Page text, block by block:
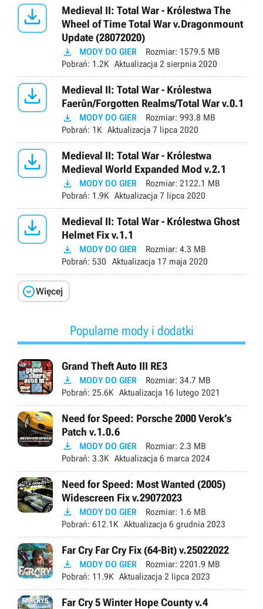

Medieval II: Total War - Królestwa The
Wheel of Time Total War v.Dragonmount
Update (28072020)
 MODY DO GIER Rozmiar: 1579.5 MB
Pobrań: 1.2K Aktualizacja 2 sierpnia 2020

Medieval II: Total War - Królestwa
Faerûn/Forgotten Realms/Total War v.0.1
 MODY DO GIER Rozmiar: 993.8 MB
Pobrań: 1K Aktualizacja 7 lipca 2020

Medieval II: Total War - Królestwa
Medieval World Expanded Mod v.2.1
 MODY DO GIER Rozmiar: 2122.1 MB
Pobrań: 1.9K Aktualizacja 7 lipca 2020

Medieval II: Total War - Królestwa Ghost
Helmet Fix v.1.1
 MODY DO GIER Rozmiar: 4.3 MB
Pobrań: 530 Aktualizacja 17 maja 2020
Więcej
Popularne mody i dodatki
Grand Theft Auto III RE3
 MODY DO GIER Rozmiar: 34.7 MB
Pobrań: 25.6K Aktualizacja 16 lutego 2021
Need for Speed: Porsche 2000 Verok’s
Patch v.1.0.6
 MODY DO GIER Rozmiar: 2.3 MB
Pobrań: 3.3K Aktualizacja 6 marca 2024
Need for Speed: Most Wanted (2005)
Widescreen Fix v.29072023
 MODY DO GIER Rozmiar: 1.6 MB
Pobrań: 612.1K Aktualizacja 6 grudnia 2023
Far Cry Far Cry Fix (64-Bit) v.25022022
 MODY DO GIER Rozmiar: 2201.9 MB
Pobrań: 11.9K Aktualizacja 2 lipca 2023
Far Cry 5 Winter Hope County v.4